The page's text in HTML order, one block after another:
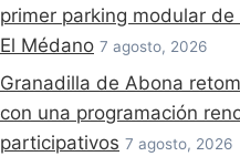
primer parking modular
El Médano 7 agosto, 2026
Granadilla de Abona
con una programación
participativos 7 agosto, 2026